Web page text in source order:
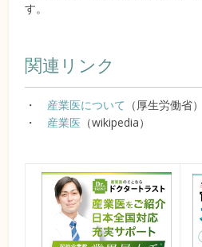
す。
関連リンク
・ 産業医について （厚生労働省）
・ 産業医 （wikipedia）